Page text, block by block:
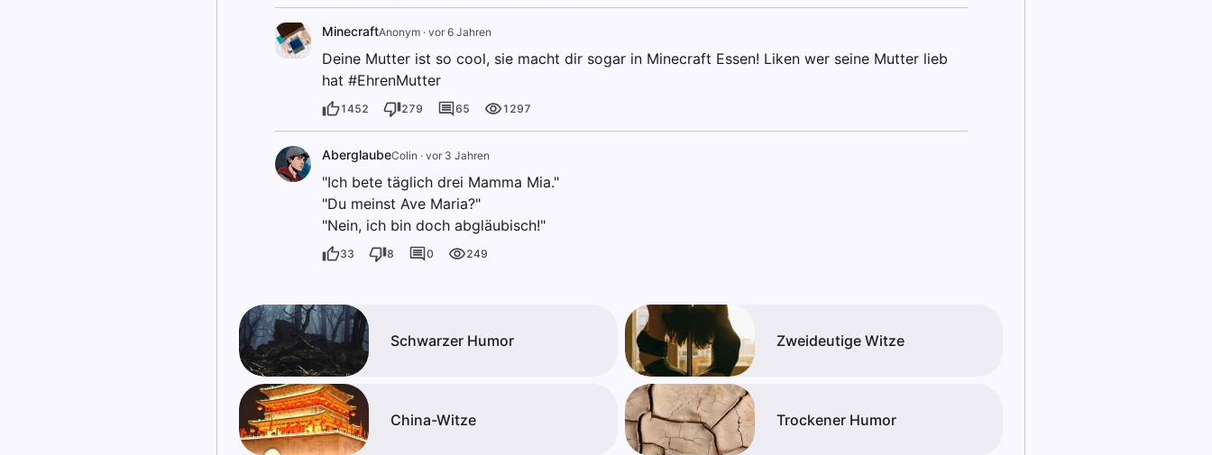
MinecraftAnonym· vor 6 Jahren
Deine Mutter ist so cool, sie macht dir sogar in Minecraft Essen! Liken wer seine Mutter lieb
hat #EhrenMutter
1452 279 65 1297
AberglaubeColin · vor 3 Jahren
"Ich bete täglich drei Mamma Mia."
"Du meinst Ave Maria?"
"Nein, ich bin doch abgläubisch!"
33 8 0 249
Schwarzer Humor Zweideutige Witze
China-Witze Trockener Humor